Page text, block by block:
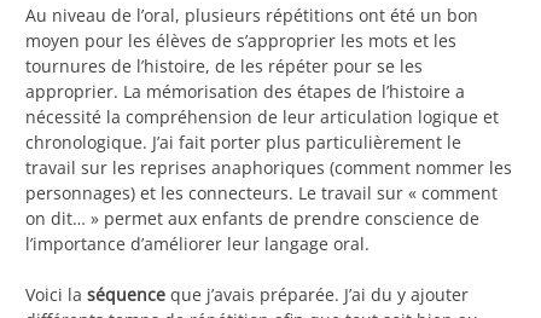
Au niveau de l’oral, plusieurs répétitions ont été un bon
moyen pour les élèves de s’approprier les mots et les
tournures de l’histoire, de les répéter pour se les
approprier. La mémorisation des étapes de l’histoire a
nécessité la compréhension de leur articulation logique et
chronologique. J’ai fait porter plus particulièrement le
travail sur les reprises anaphoriques (comment nommer les
personnages) et les connecteurs. Le travail sur « comment
on dit… » permet aux enfants de prendre conscience de
l’importance d’améliorer leur langage oral.
Voici la séquence que j’avais préparée. J’ai du y ajouter